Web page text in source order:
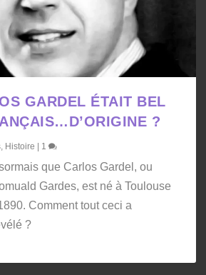
GARDEL ÉTAIT BEL
?
, Histoire 1
que Carlos Gardel, ou
Gardes, est né à Toulouse
Comment tout ceci a
?